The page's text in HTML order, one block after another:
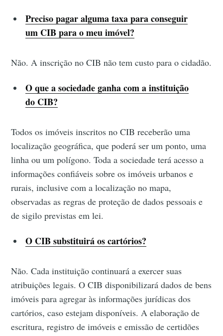
Preciso pagar alguma taxa para conseguir
um CIB para o meu imóvel?
Não. A inscrição no CIB não tem custo para o cidadão.
O que a sociedade ganha com a instituição
do CIB?
Todos os imóveis inscritos no CIB receberão uma
localização geográfica, que poderá ser um ponto, uma
linha ou um polígono. Toda a sociedade terá acesso a
informações confiáveis sobre os imóveis urbanos e
rurais, inclusive com a localização no mapa,
observadas as regras de proteção de dados pessoais e
de sigilo previstas em lei.
O CIB substituirá os cartórios?
Não. Cada instituição continuará a exercer suas
atribuições legais. O CIB disponibilizará dados de bens
imóveis para agregar às informações jurídicas dos
cartórios, caso estejam disponíveis. A elaboração de
escritura, registro de imóveis e emissão de certidões